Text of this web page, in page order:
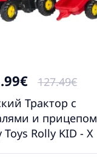
127.49€
Трактор с
и прицепом
Toys Rolly KID - X